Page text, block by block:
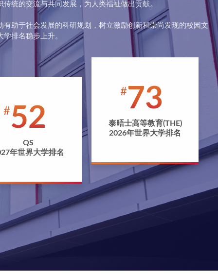
统的交流与共同发展，为人类福祉做出贡献。
助于社会发展的科研规划，树立激励创新和崇尚发现的校园文
52
QS
年世界大学排名
73
泰晤士高等教育(THE)
2026年世界大学排名